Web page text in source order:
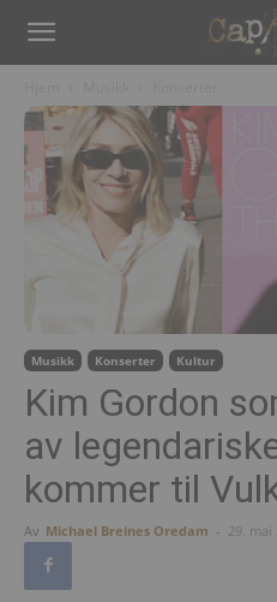
Musikk Konserter Kultur
Kim Gordon
av
kommer til
Av Michael Breines Oredam - 29. mai